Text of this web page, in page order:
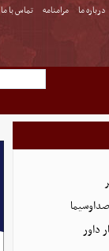
درباره ما مرامنامه تماس با ما
داور